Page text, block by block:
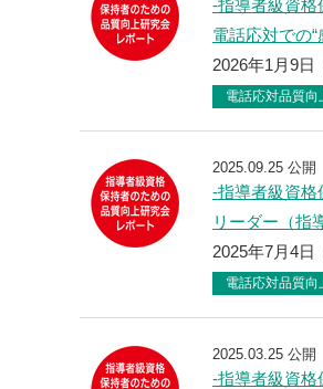
-指導者級資格
電話応対での
2026年1月9日
電話応対品質向
2025.09.25 公開
-指導者級資格
リーダー（指
2025年7月4日
電話応対品質向
2025.03.25 公開
-指導者級資格